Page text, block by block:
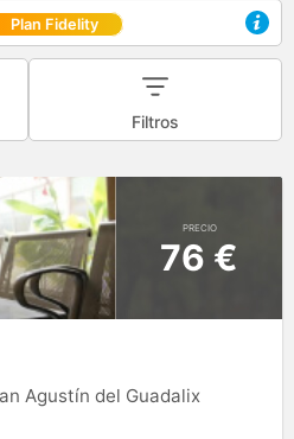
Plan Fidelity
Filtros
PRECIO
76 €
Agustín del Guadalix